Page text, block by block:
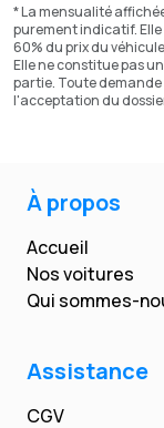
* La mensualité
purement indicatif.
60% du prix du
Elle ne constitue pas
partie. Toute
l'acceptation du
À propos
Accueil
Nos voitures
Qui sommes-
Assistance
CGV